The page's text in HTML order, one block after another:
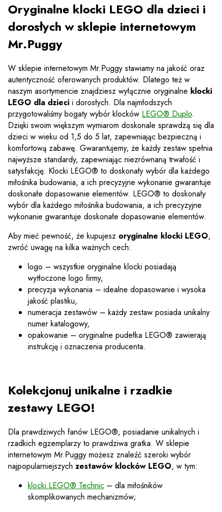
Oryginalne klocki LEGO dla dzieci i
dorosłych w sklepie internetowym
Mr.Puggy
W sklepie internetowym Mr.Puggy stawiamy na jakość oraz
autentyczność oferowanych produktów. Dlatego też w
naszym asortymencie znajdziesz wyłącznie oryginalne klocki
LEGO dla dzieci i dorosłych. Dla najmłodszych
przygotowaliśmy bogaty wybór klocków LEGO® Duplo.
Dzięki swoim większym wymiarom doskonale sprawdzą się dla
dzieci w wieku od 1,5 do 5 lat, zapewniając bezpieczną i
komfortową zabawę. Gwarantujemy, że każdy zestaw spełnia
najwyższe standardy, zapewniając niezrównaną trwałość i
satysfakcję. Klocki LEGO® to doskonały wybór dla każdego
miłośnika budowania, a ich precyzyjne wykonanie gwarantuje
doskonałe dopasowanie elementów. LEGO® to doskonały
wybór dla każdego miłośnika budowania, a ich precyzyjne
wykonanie gwarantuje doskonałe dopasowanie elementów.
Aby mieć pewność, że kupujesz oryginalne klocki LEGO,
zwróć uwagę na kilka ważnych cech:
logo – wszystkie oryginalne klocki posiadają
wytłoczone logo firmy,
precyzja wykonania – idealne dopasowanie i wysoka
jakość plastiku,
numeracja zestawów – każdy zestaw posiada unikalny
numer katalogowy,
opakowanie – oryginalne pudełka LEGO® zawierają
instrukcję i oznaczenia producenta.
Kolekcjonuj unikalne i rzadkie
zestawy LEGO!
Dla prawdziwych fanów LEGO®, posiadanie unikalnych i
rzadkich egzemplarzy to prawdziwa gratka. W sklepie
internetowym Mr.Puggy możesz znaleźć szeroki wybór
najpopularniejszych zestawów klocków LEGO, w tym:
klocki LEGO® Technic – dla miłośników
skomplikowanych mechanizmów;